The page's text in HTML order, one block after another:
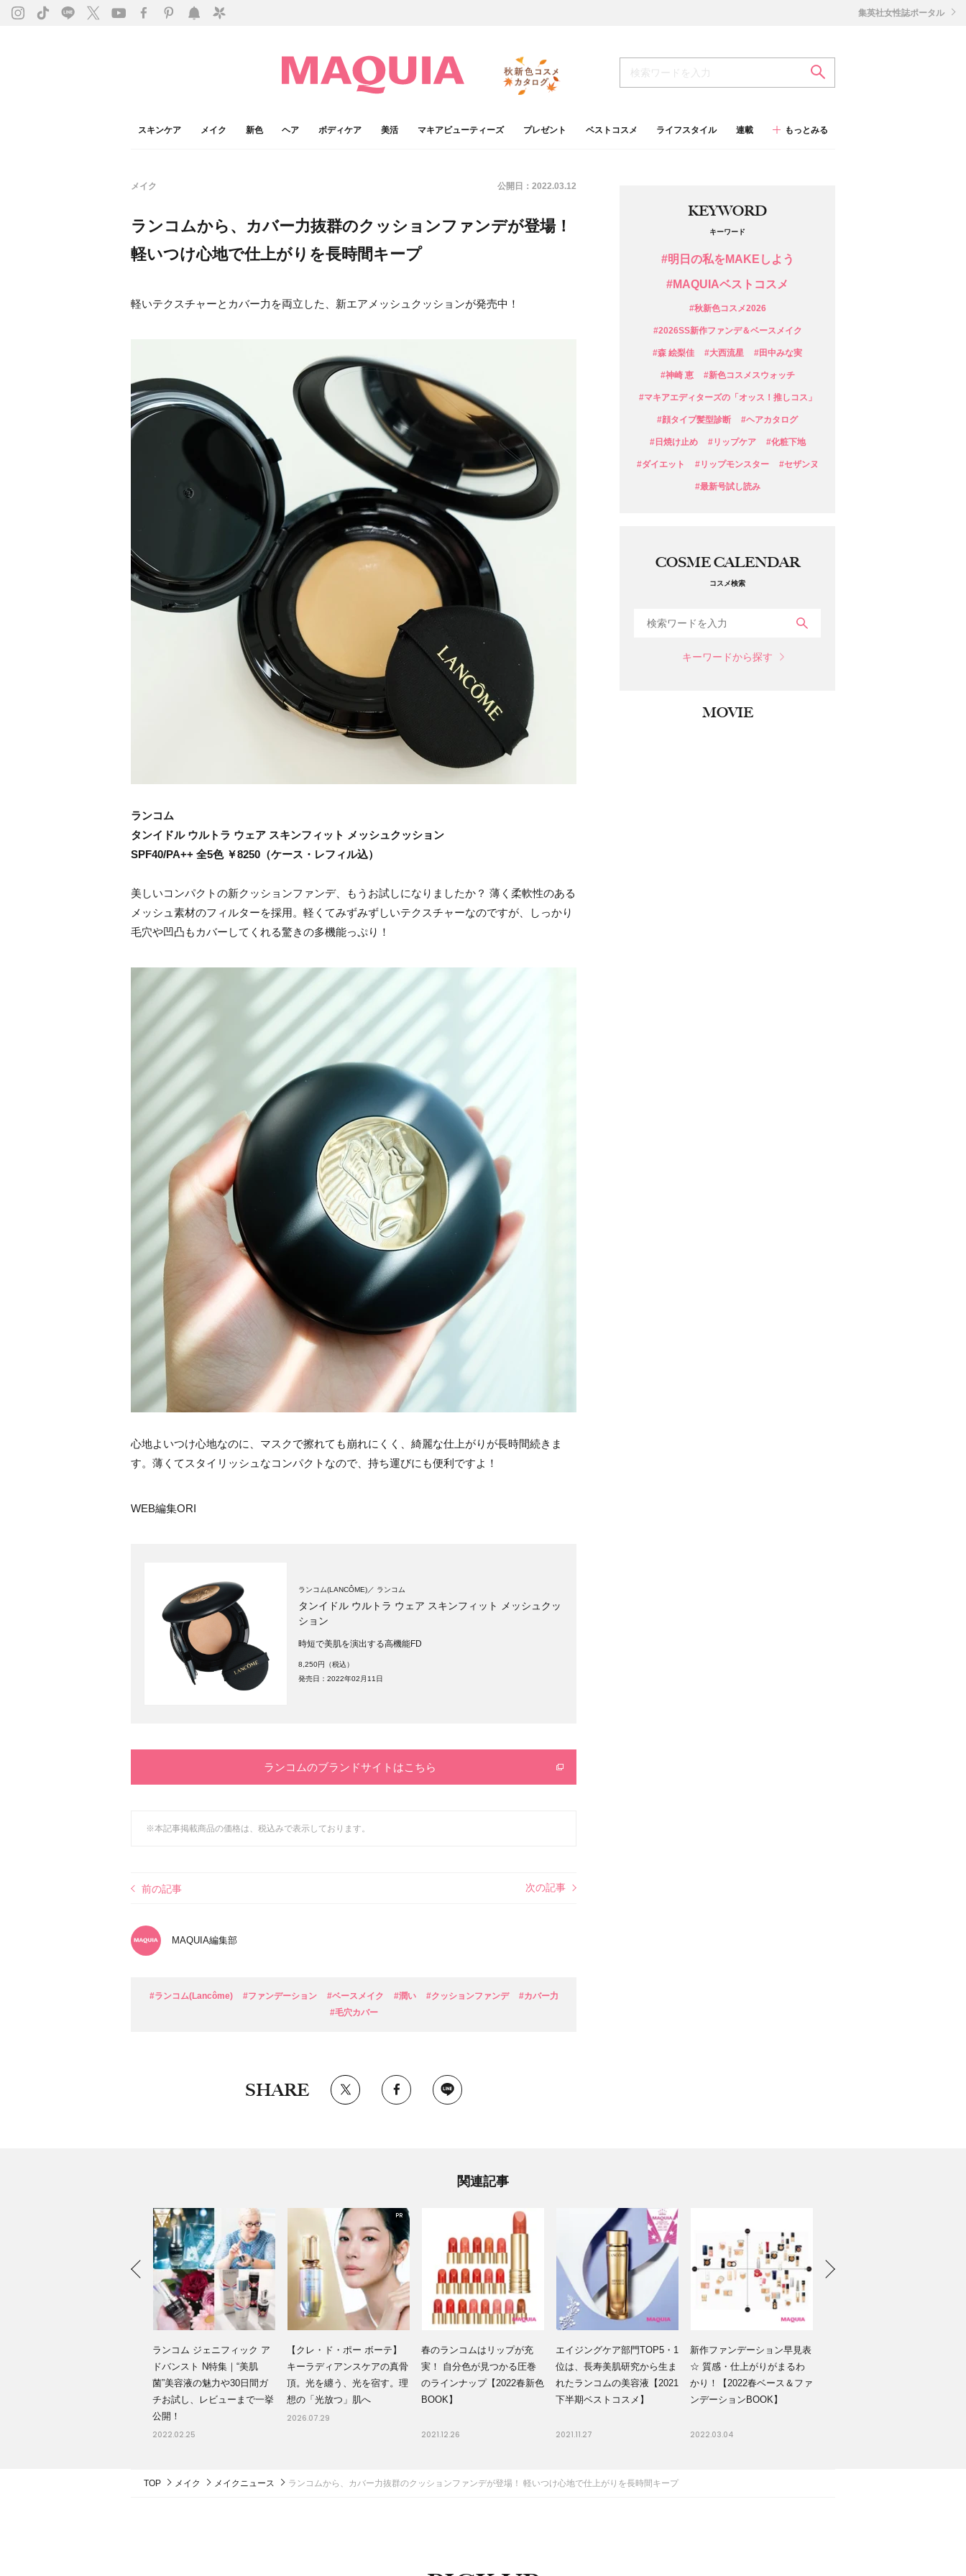
スキンケア メイク 新色 ヘア ボディケア 美活 マキアビューティーズ プレゼント ベストコスメ ライフスタイル 連載 もっとみる
集英社女性誌ポータル
メイク 公開日： 2022.03.12
ランコムから、カバー力抜群のクッションファンデが登場！
軽いつけ心地で仕上がりを長時間キープ
軽いテクスチャーとカバー力を両立した、新エアメッシュクッションが発売中！
ランコム
タンイドル ウルトラ ウェア スキンフィット メッシュクッション
SPF40/PA++ 全5色￥8250（ケース・レフィル込）
美しいコンパクトの新クッションファンデ、もうお試しになりましたか？ 薄く柔軟性のある
メッシュ素材のフィルターを採用。軽くてみずみずしいテクスチャーなのですが、しっかり
毛穴や凹凸もカバーしてくれる驚きの多機能っぷり！
心地よいつけ心地なのに、マスクで擦れても崩れにくく、綺麗な仕上がりが長時間続きま
す。薄くてスタイリッシュなコンパクトなので、持ち運びにも便利ですよ！
WEB編集ORI
ランコム(LANCÔME) ランコム
タンイドル ウルトラ ウェア スキンフィット メッシュクッ
ション
時短で美肌を演出する高機能FD
8,250円（税込）
発売日：2022年02月11日
ランコムのブランドサイトはこちら
※本記事掲載商品の価格は、税込みで表示しております。
前の記事 次の記事
MAQUIA編集部
#ランコム(Lancôme) #ファンデーション #ベースメイク #潤い #クッションファンデ
#カバー力
#毛穴カバー
SHARE
KEYWORD
キーワード
#明日の私をMAKEしよう
#MAQUIAベストコスメ
#秋新色コスメ2026
#2026SS新作ファンデ＆ベースメイク
#森 絵梨佳 #大西流星 #田中みな実
#神崎 恵 #新色コスメスウォッチ
#マキアエディターズの「オッス！推しコス」
#顔タイプ髪型診断 #ヘアカタログ
#日焼け止め #リップケア #化粧下地
#ダイエット #リップモンスター #セザンヌ
#最新号試し読み
COSME CALENDAR
コスメ検索
キーワードから探す
MOVIE
関連記事
ランコム ジェニフィック ア
ドバンスト N特集｜“美肌
菌”美容液の魅力や30日間ガ
チお試し、レビューまで一挙
公開！
2022.02.25
【クレ・ド・ポー ボーテ】
キーラディアンスケアの真骨
頂。光を纏う、光を宿す。理
想の「光放つ」肌へ
2026.07.29
春のランコムはリップが充
実！ 自分色が見つかる圧巻
のラインナップ【2022春新色
BOOK】
2021.12.26
エイジングケア部門TOP5・1
位は、長寿美肌研究から生ま
れたランコムの美容液【2021
下半期ベストコスメ】
2021.11.27
新作ファンデーション早見表
☆ 質感・仕上がりがまるわ
かり！【2022春ベース＆ファ
ンデーションBOOK】
2022.03.04
TOP メイク メイクニュース ランコムから、カバー力抜群のクッションファンデが登場！ 軽いつけ心地で仕上がりを長時間キープ